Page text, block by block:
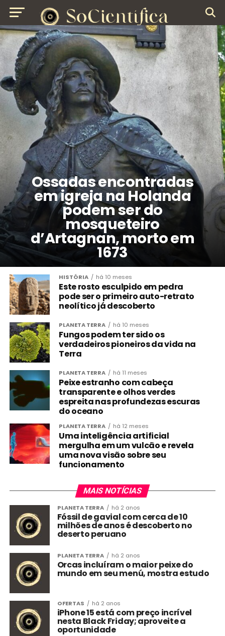
Ossadas encontradas
em igreja na Holanda
podem ser do
mosqueteiro
d’Artagnan, morto em
1673
HISTÓRIA há 10 meses
Este rosto esculpido em pedra
pode ser o primeiro auto-retrato
neolítico já descoberto
PLANETA TERRA há 10 meses
Fungos podem ter sido os
verdadeiros pioneiros da vida na
Terra
PLANETA TERRA há 11 meses
Peixe estranho com cabeça
transparente e olhos verdes
espreita nas profundezas escuras
do oceano
PLANETA TERRA há 12 meses
Uma inteligência artificial
mergulha em um vulcão e revela
uma nova visão sobre seu
funcionamento
MAIS NOTÍCIAS
PLANETA TERRA há 2 anos
Fóssil de gavial com cerca de 10
milhões de anos é descoberto no
deserto peruano
PLANETA TERRA há 2 anos
Orcas incluíram o maior peixe do
mundo em seu menú, mostra estudo
OFERTAS há 2 anos
iPhone 15 está com preço incrível
nesta Black Friday; aproveite a
oportunidade